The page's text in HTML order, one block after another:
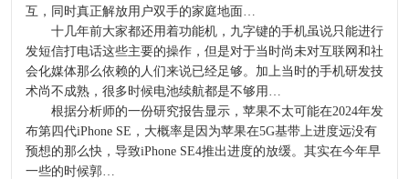
互，同时真正解放用户双手的家庭地面…
十几年前大家都还用着功能机，九字键的手机虽说只能进行
发短信打电话这些主要的操作，但是对于当时尚未对互联网和社
会化媒体那么依赖的人们来说已经足够。加上当时的手机研发技
术尚不成熟，很多时候电池续航都是不够用…
根据分析师的一份研究报告显示，苹果不太可能在2024年发
布第四代iPhone SE，大概率是因为苹果在5G基带上进度远没有
预想的那么快，导致iPhone SE4推出进度的放缓。其实在今年早
一些的时候郭…